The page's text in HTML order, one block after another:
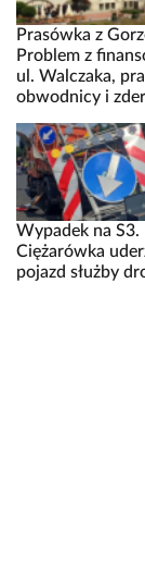
Prasówka z
Problem z
ul. Walczaka,
obwodnicy i
Wypadek na S3.
Ciężarówka
pojazd służby